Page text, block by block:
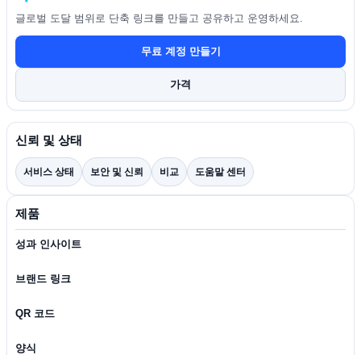
글로벌 도달 범위로 단축 링크를 만들고 공유하고 운영하세요.
무료 계정 만들기
가격
신뢰 및 상태
서비스 상태 보안 및 신뢰 비교 도움말 센터
제품
성과 인사이트
브랜드 링크
QR 코드
양식